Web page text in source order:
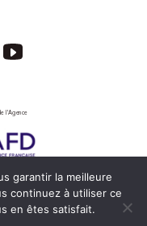
légales
l'Agence
garantir la meilleure
continuez à utiliser ce
en êtes satisfait.